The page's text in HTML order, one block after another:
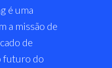
é uma
a missão de
de
futuro do